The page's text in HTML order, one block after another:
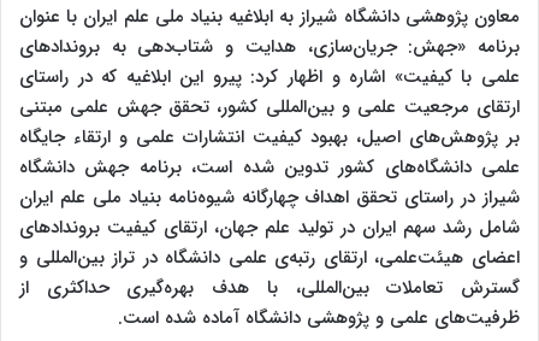
معاون پژوهشی دانشگاه شیراز به ابلاغیه بنیاد ملی علم ایران با عنوان
برنامه «جهش: جریان‌سازی، هدایت و شتاب‌دهی به بروندادهای
علمی با کیفیت» اشاره و اظهار کرد: پیرو این ابلاغیه که در راستای
ارتقای مرجعیت علمی و بین‌المللی کشور، تحقق جهش علمی مبتنی
بر پژوهش‌های اصیل، بهبود کیفیت انتشارات علمی و ارتقاء جایگاه
علمی دانشگاه‌های کشور تدوین شده است، برنامه جهش دانشگاه
شیراز در راستای تحقق اهداف چهارگانه شیوه‌نامه بنیاد ملی علم ایران
شامل رشد سهم ایران در تولید علم جهان، ارتقای کیفیت بروندادهای
اعضای هیئت‌علمی، ارتقای رتبه‌ی علمی دانشگاه در تراز بین‌المللی و
گسترش تعاملات بین‌المللی، با هدف بهره‌گیری حداکثری از
ظرفیت‌های علمی و پژوهشی دانشگاه آماده شده است.